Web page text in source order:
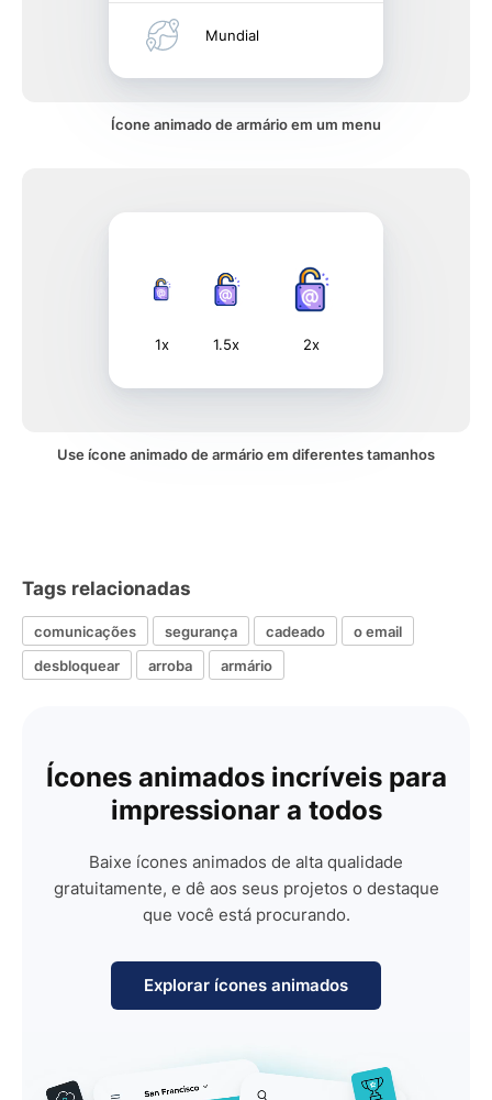
Mundial
Ícone animado de armário em um menu
1x 1.5x 2x
Use ícone animado de armário em diferentes tamanhos
Tags relacionadas
comunicações segurança cadeado
o email
desbloquear
arroba armário
Ícones animados incríveis para
impressionar a todos
Baixe ícones animados de alta qualidade
gratuitamente, e dê aos seus projetos o destaque
que você está procurando.
Explorar ícones animados